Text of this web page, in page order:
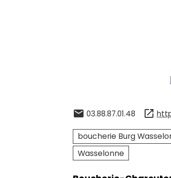
03.88.87.01.48
boucherie Burg
Wasselonne